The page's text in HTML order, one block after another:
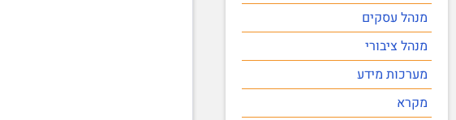
מנהל עסקים
מנהל ציבורי
מערכות מידע
מקרא